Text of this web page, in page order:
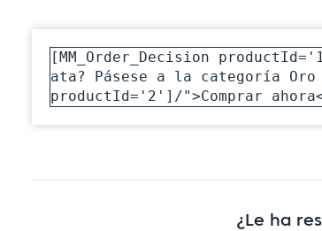
[MM_Order_Decision
ata? Pásese a la categoría Oro
productId='2']/">Comprar
¿Le ha